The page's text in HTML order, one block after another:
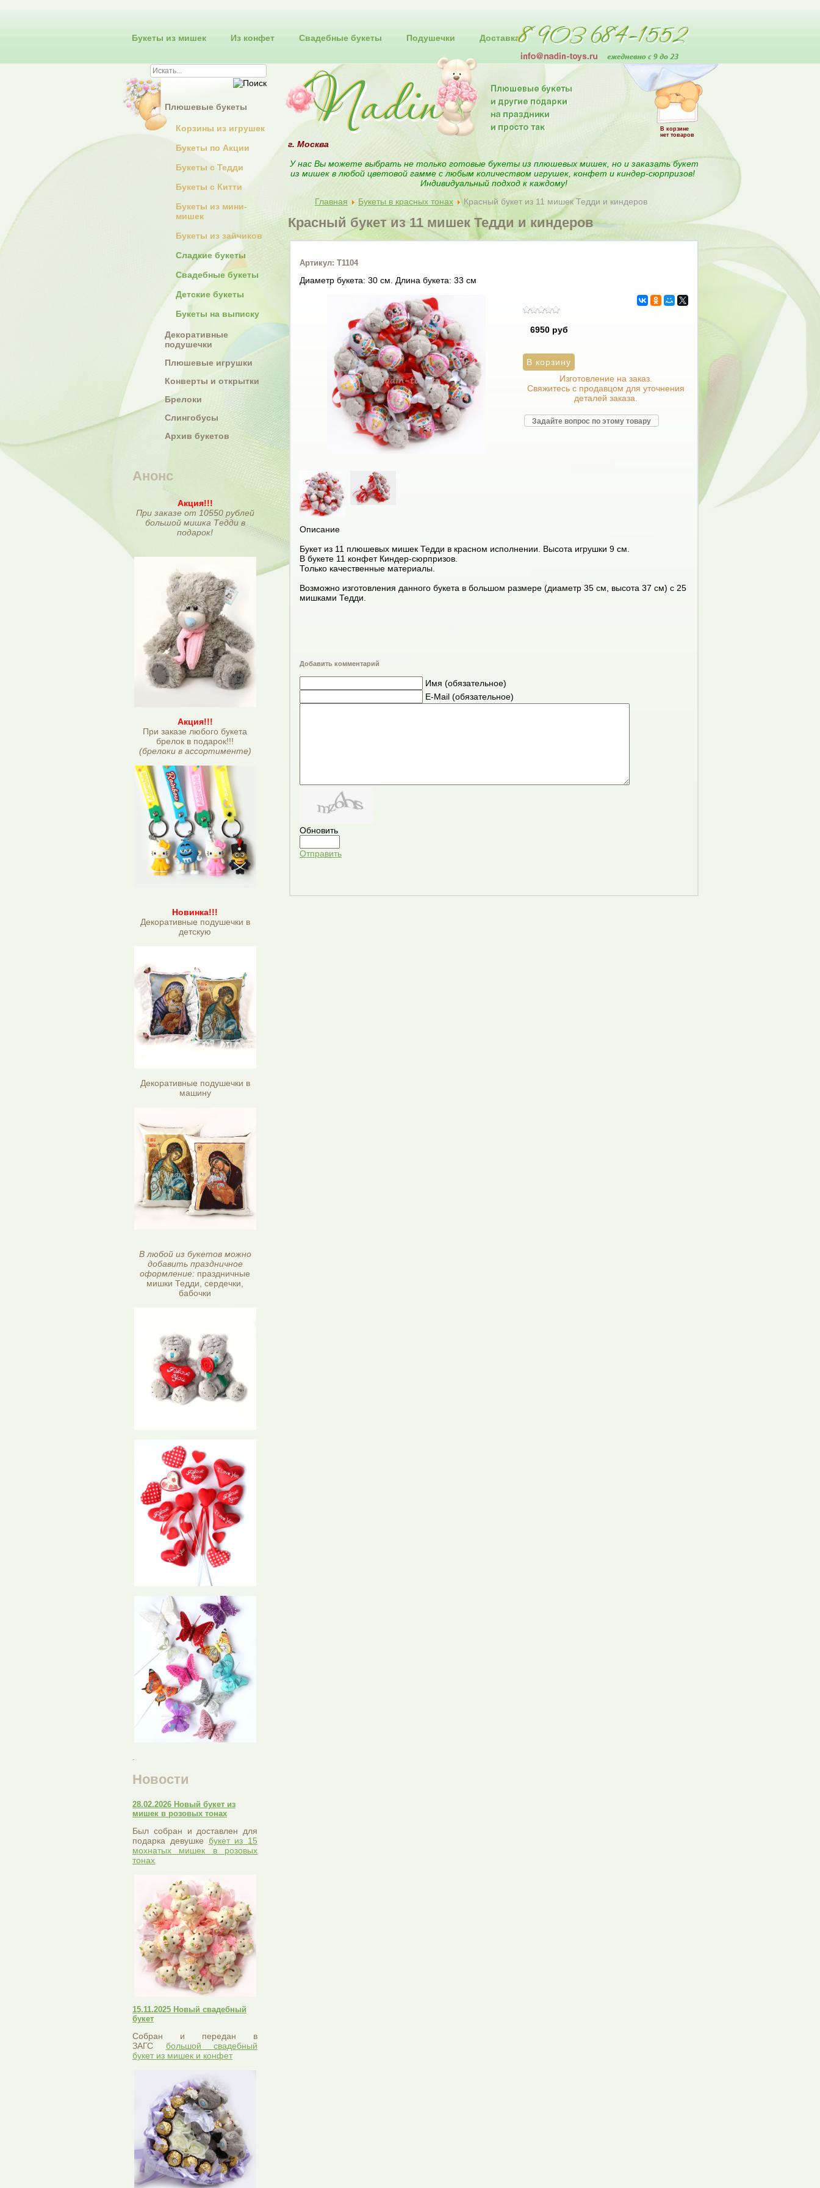
Букеты из мишек Из конфет Свадебные букеты Подушечки Доставка
В корзине
нет товаров
Плюшевые букеты
Корзины из игрушек
Букеты по Акции
Букеты с Тедди
Букеты с Китти
Букеты из мини-
мишек
Букеты из зайчиков
Сладкие букеты
Свадебные букеты
Детские букеты
Букеты на выписку
Декоративные
подушечки
Плюшевые игрушки
Конверты и открытки
Брелоки
Слингобусы
Архив букетов
Анонс
Акция!!!
При заказе от 10550 рублей
большой мишка Тедди в
подарок!
Акция!!!
При заказе любого букета
брелок в подарок!!!
(брелоки в ассортименте)
Новинка!!!
Декоративные подушечки в
детскую
Декоративные подушечки в
машину
В любой из букетов можно
добавить праздничное
оформление: праздничные
мишки Тедди, сердечки,
бабочки
Новости
28.02.2026 Новый букет из
мишек в розовых тонах
Был собран и доставлен для
подарка девушке букет из 15
мохнатых мишек в розовых
тонах
15.11.2025 Новый свадебный
букет
Собран и передан в
ЗАГС большой свадебный
букет из мишек и конфет
г. Москва
У нас Вы можете выбрать не только готовые букеты из плюшевых мишек, но и заказать букет
из мишек в любой цветовой гамме с любым количеством игрушек, конфет и киндер-сюрпризов!
Индивидуальный подход к каждому!
Главная
Букеты в красных тонах Красный букет из 11 мишек Тедди и киндеров
Красный букет из 11 мишек Тедди и киндеров
Артикул: T1104
Диаметр букета: 30 см. Длина букета: 33 см
6950 руб
Изготовление на заказ.
Свяжитесь с продавцом для уточнения
деталей заказа.
Задайте вопрос по этому товару
Описание
Букет из 11 плюшевых мишек Тедди в красном исполнении. Высота игрушки 9 см.
В букете 11 конфет Киндер-сюрпризов.
Только качественные материалы.
Возможно изготовления данного букета в большом размере (диаметр 35 см, высота 37 см) с 25
мишками Тедди.
Добавить комментарий
Имя (обязательное)
E-Mail (обязательное)
Обновить
Отправить